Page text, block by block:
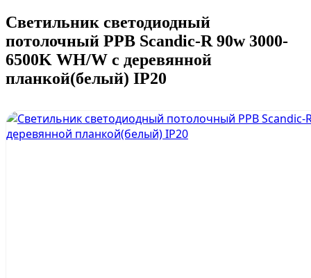
Светильник светодиодный
потолочный PPB Scandic-R 90w 3000-
6500K WH/W с деревянной
планкой(белый) IP20